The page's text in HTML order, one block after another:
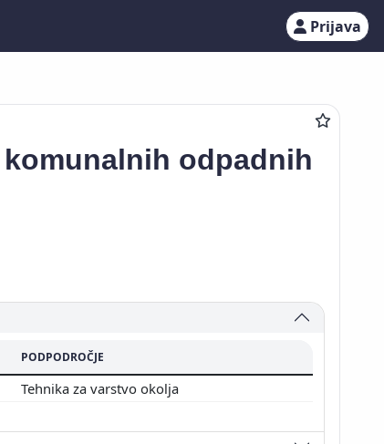
Prijava
odpadnih
PODPODROČJE
Tehnika za varstvo okolja